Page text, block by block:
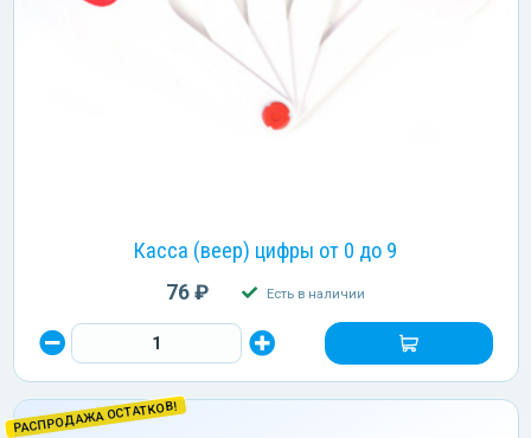
Касса (веер) цифры от 0 до 9
76 ₽ Есть в наличии
РАСПРОДАЖА ОСТАТКОВ!